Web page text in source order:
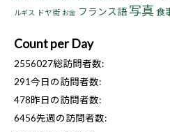
ルギス ドヤ街 お金 フランス語 写真 食
Count per Day
2556027総訪問者数:
291今日の訪問者数:
478昨日の訪問者数:
6456先週の訪問者数: